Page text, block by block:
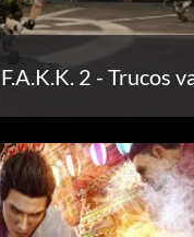
2 - Trucos